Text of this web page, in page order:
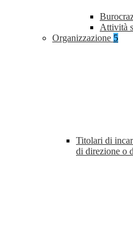
Attività
Organizzazione 5
Titolari di
di direzione o